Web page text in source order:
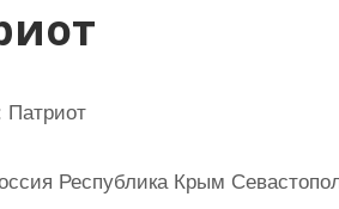
Патриот
Республика Крым